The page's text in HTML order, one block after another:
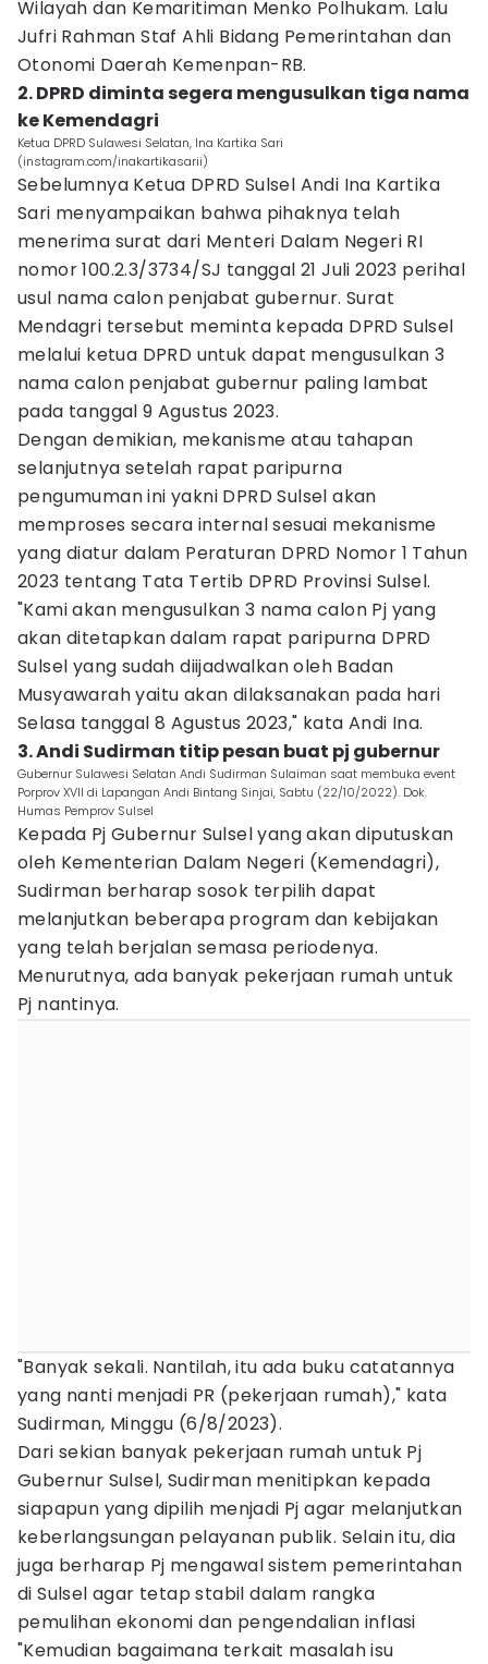
Wilayah dan Kemaritiman Menko Polhukam. Lalu
Jufri Rahman Staf Ahli Bidang Pemerintahan dan
Otonomi Daerah Kemenpan-RB.
2. DPRD diminta segera mengusulkan tiga nama
ke Kemendagri
Ketua DPRD Sulawesi Selatan, Ina Kartika Sari
(instagram.com/inakartikasarii)
Sebelumnya Ketua DPRD Sulsel Andi Ina Kartika
Sari menyampaikan bahwa pihaknya telah
menerima surat dari Menteri Dalam Negeri RI
nomor 100.2.3/3734/SJ tanggal 21 Juli 2023 perihal
usul nama calon penjabat gubernur. Surat
Mendagri tersebut meminta kepada DPRD Sulsel
melalui ketua DPRD untuk dapat mengusulkan 3
nama calon penjabat gubernur paling lambat
pada tanggal 9 Agustus 2023.
Dengan demikian, mekanisme atau tahapan
selanjutnya setelah rapat paripurna
pengumuman ini yakni DPRD Sulsel akan
memproses secara internal sesuai mekanisme
yang diatur dalam Peraturan DPRD Nomor 1 Tahun
2023 tentang Tata Tertib DPRD Provinsi Sulsel.
"Kami akan mengusulkan 3 nama calon Pj yang
akan ditetapkan dalam rapat paripurna DPRD
Sulsel yang sudah diijadwalkan oleh Badan
Musyawarah yaitu akan dilaksanakan pada hari
Selasa tanggal 8 Agustus 2023," kata Andi Ina.
3. Andi Sudirman titip pesan buat pj gubernur
Gubernur Sulawesi Selatan Andi Sudirman Sulaiman saat membuka event
Porprov XVII di Lapangan Andi Bintang Sinjai, Sabtu (22/10/2022). Dok.
Humas Pemprov Sulsel
Kepada Pj Gubernur Sulsel yang akan diputuskan
oleh Kementerian Dalam Negeri (Kemendagri),
Sudirman berharap sosok terpilih dapat
melanjutkan beberapa program dan kebijakan
yang telah berjalan semasa periodenya.
Menurutnya, ada banyak pekerjaan rumah untuk
Pj nantinya.
"Banyak sekali. Nantilah, itu ada buku catatannya
yang nanti menjadi PR (pekerjaan rumah)," kata
Sudirman, Minggu (6/8/2023).
Dari sekian banyak pekerjaan rumah untuk Pj
Gubernur Sulsel, Sudirman menitipkan kepada
siapapun yang dipilih menjadi Pj agar melanjutkan
keberlangsungan pelayanan publik. Selain itu, dia
juga berharap Pj mengawal sistem pemerintahan
di Sulsel agar tetap stabil dalam rangka
pemulihan ekonomi dan pengendalian inflasi
"Kemudian bagaimana terkait masalah isu